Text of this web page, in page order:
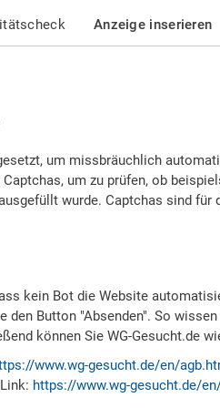
Anzeige inserieren
um missbräuchlich
um zu prüfen, ob
wurde. Captchas sind für
kein Bot die Website
den Button "Absenden". So
können Sie WG-Gesucht.de
www.wg-gesucht.de/en/
https://www.wg-gesucht.de/